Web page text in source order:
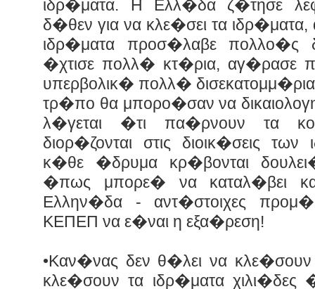
ιδρ�ματα. Η Ελλ�δα ζ�τησε
δ�θεν για να κλε�σει τα
ιδρ�ματα προσ�λαβε πολλο�ς
�χτισε πολλ� κτ�ρια, αγ�ρασε
υπερβολικ� πολλ�
τρ�πο θα μπορο�σαν να
λ�γεται �τι πα�ρνουν τα
διορ�ζονται στις διοικ�σεις
κ�θε �δρυμα κρ�βονται
�πως μπορε� να καταλ�βει
Ελλην�δα - αντ�στοιχες
ΚΕΠΕΠ να ε�ναι η εξα�ρεση!
•Καν�νας δεν θ�λει να
κλε�σουν τα ιδρ�ματα χιλι�δες